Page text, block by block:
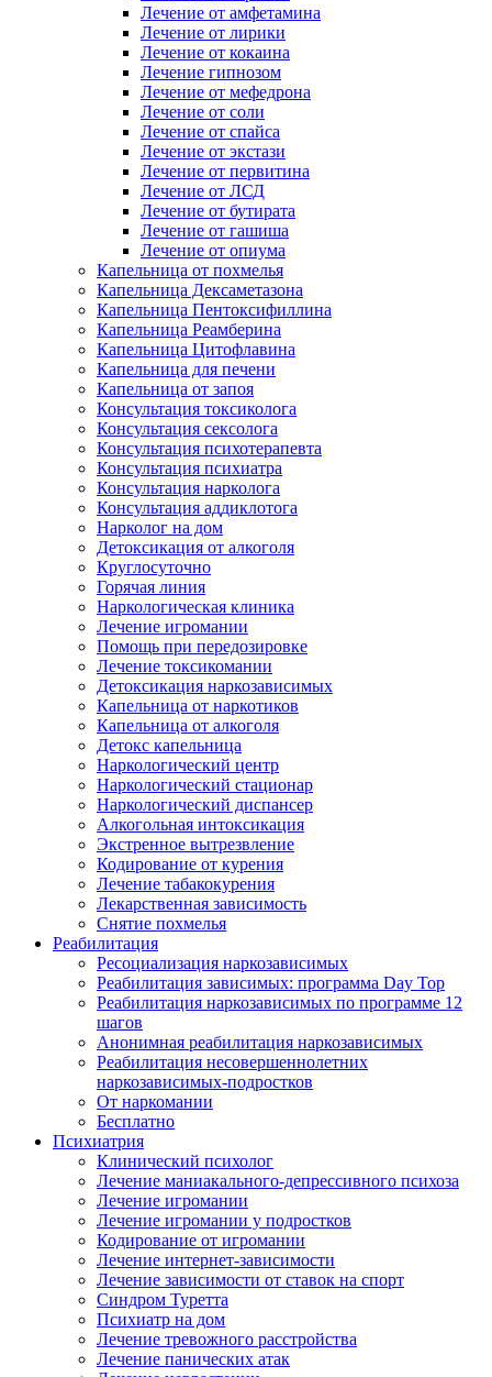
Лечение от амфетамина
Лечение от лирики
Лечение от кокаина
Лечение гипнозом
Лечение от мефедрона
Лечение от соли
Лечение от спайса
Лечение от экстази
Лечение от первитина
Лечение от ЛСД
Лечение от бутирата
Лечение от гашиша
Лечение от опиума
Капельница от похмелья
Капельница Дексаметазона
Капельница Пентоксифиллина
Капельница Реамберина
Капельница Цитофлавина
Капельница для печени
Капельница от запоя
Консультация токсиколога
Консультация сексолога
Консультация психотерапевта
Консультация психиатра
Консультация нарколога
Консультация аддиклотога
Нарколог на дом
Детоксикация от алкоголя
Круглосуточно
Горячая линия
Наркологическая клиника
Лечение игромании
Помощь при передозировке
Лечение токсикомании
Детоксикация наркозависимых
Капельница от наркотиков
Капельница от алкоголя
Детокс капельница
Наркологический центр
Наркологический стационар
Наркологический диспансер
Алкогольная интоксикация
Экстренное вытрезвление
Кодирование от курения
Лечение табакокурения
Лекарственная зависимость
Снятие похмелья
Реабилитация
Ресоциализация наркозависимых
Реабилитация зависимых: программа Day Top
Реабилитация наркозависимых по программе 12
шагов
Анонимная реабилитация наркозависимых
Реабилитация несовершеннолетних
наркозависимых-подростков
От наркомании
Бесплатно
Психиатрия
Клинический психолог
Лечение маниакального-депрессивного психоза
Лечение игромании
Лечение игромании у подростков
Кодирование от игромании
Лечение интернет-зависимости
Лечение зависимости от ставок на спорт
Синдром Туретта
Психиатр на дом
Лечение тревожного расстройства
Лечение панических атак